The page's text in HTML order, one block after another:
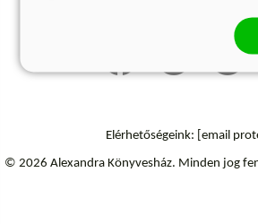
Elérhetőségeink: [email
© 2026 Alexandra Könyvesház. Minden jog